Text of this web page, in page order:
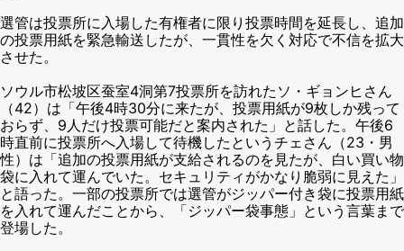
選管は投票所に入場した有権者に限り投票時間を延長し、追加
の投票用紙を緊急輸送したが、一貫性を欠く対応で不信を拡大
させた。
ソウル市松坡区蚕室4洞第7投票所を訪れたソ・ギョンヒさん
（42）は「午後4時30分に来たが、投票用紙が9枚しか残って
おらず、9人だけ投票可能だと案内された」と話した。午後6
時直前に投票所へ入場して待機したというチェさん（23・男
性）は「追加の投票用紙が支給されるのを見たが、白い買い物
袋に入れて運んでいた。セキュリティがかなり脆弱に見えた」
と語った。一部の投票所では選管がジッパー付き袋に投票用紙
を入れて運んだことから、「ジッパー袋事態」という言葉まで
登場した。